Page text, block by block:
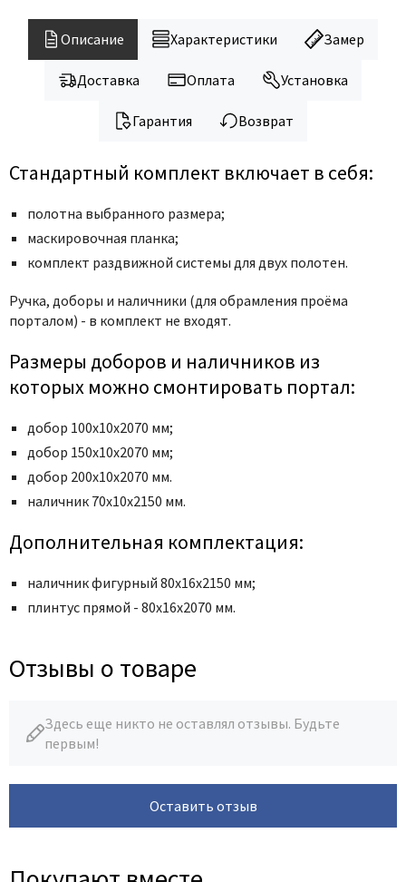
Описание Характеристики Замер
Доставка Оплата Установка
Гарантия Возврат
Стандартный комплект включает в себя:
полотна выбранного размера;
маскировочная планка;
комплект раздвижной системы для двух полотен.
Ручка, доборы и наличники (для обрамления проёма
порталом) - в комплект не входят.
Размеры доборов и наличников из
которых можно смонтировать портал:
добор 100х10х2070 мм;
добор 150х10х2070 мм;
добор 200х10х2070 мм.
наличник 70x10x2150 мм.
Дополнительная комплектация:
наличник фигурный 80х16х2150 мм;
плинтус прямой - 80х16х2070 мм.
Отзывы о товаре
Здесь еще никто не оставлял отзывы. Будьте
первым!
Оставить отзыв